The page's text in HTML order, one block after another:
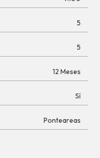
5
5
12 Meses
Sí
Ponteareas